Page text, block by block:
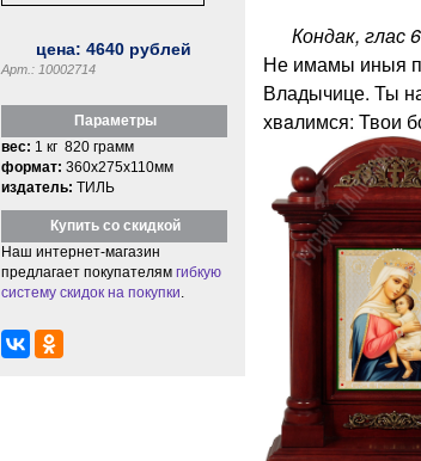
цена:4640 рублей
Арт.: 10002714
Параметры
вес: 1 кг 820 грамм
формат: 360x275x110мм
издатель: ТИЛЬ
Купить со скидкой
Наш интернет-магазин
предлагает покупателям гибкую
систему скидок на покупки
Кондак, глас 6
Не имамы иныя
Владычице. Ты
хвaлимся: Твои